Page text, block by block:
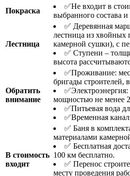
Покраска
✅Не входит в
выбранного состава
Лестница
✅ Деревянная
лестница из хвойных
камерной сушки), с
✅ Ступени –
высота
Обратить
внимание
✅Проживание:
бригады строителей,
✅Электроэнергия:
мощностью не менее
✅Питьевая вода
✅Временная
В стоимость
входит
✅ Баня в
материалами
✅ Бесплатная
100 км бесплатно.
✅ Перенос
месту проведения